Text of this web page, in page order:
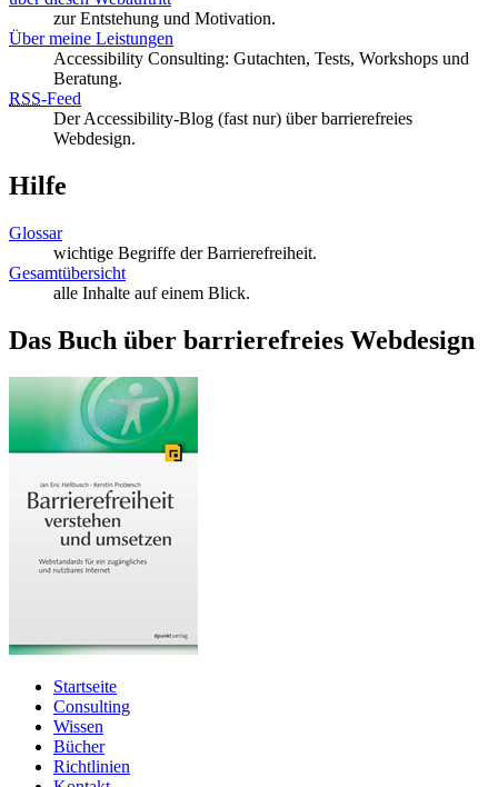
zur Entstehung und Motivation.
Über meine Leistungen
Accessibility Consulting: Gutachten, Tests, Workshops und
Beratung.
RSS-Feed
Der Accessibility-Blog (fast nur) über barrierefreies
Webdesign.
Hilfe
Glossar
wichtige Begriffe der Barrierefreiheit.
Gesamtübersicht
alle Inhalte auf einem Blick.
Das Buch über barrierefreies Webdesign
Startseite
Consulting
Wissen
Bücher
Richtlinien